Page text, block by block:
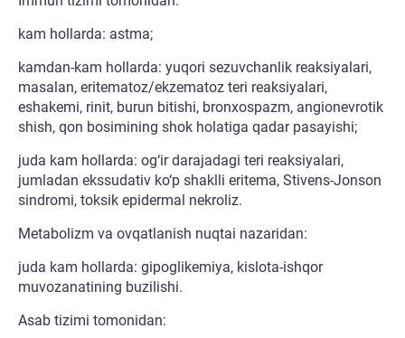
kam hollarda: astma;
kamdan-kam hollarda: yuqori sezuvchanlik reaksiyalari,
masalan, eritematoz/ekzematoz teri reaksiyalari,
eshakemi, rinit, burun bitishi, bronxospazm, angionevrotik
shish, qon bosimining shok holatiga qadar pasayishi;
juda kam hollarda: og‘ir darajadagi teri reaksiyalari,
jumladan ekssudativ ko‘p shaklli eritema, Stivens-Jonson
sindromi, toksik epidermal nekroliz.
Metabolizm va ovqatlanish nuqtai nazaridan:
juda kam hollarda: gipoglikemiya, kislota-ishqor
muvozanatining buzilishi.
Asab tizimi tomonidan: